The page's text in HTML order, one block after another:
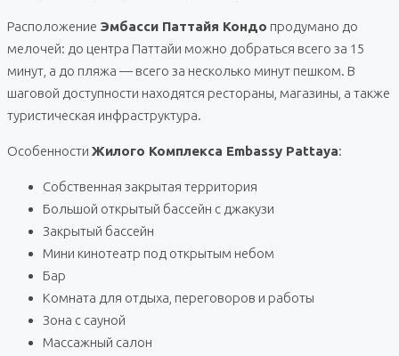
Расположение Эмбасси Паттайя Кондо продумано до
мелочей: до центра Паттайи можно добраться всего за 15
минут, а до пляжа — всего за несколько минут пешком. В
шаговой доступности находятся рестораны, магазины, а также
туристическая инфраструктура.
Особенности Жилого Комплекса Embassy Pattaya:
Собственная закрытая территория
Большой открытый бассейн с джакузи
Закрытый бассейн
Мини кинотеатр под открытым небом
Бар
Комната для отдыха, переговоров и работы
Зона с сауной
Массажный салон